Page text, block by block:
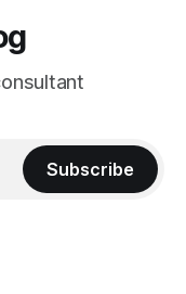
Subscribe